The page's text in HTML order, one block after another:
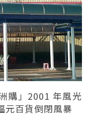
購」2001 年風光
元百貨倒閉風暴